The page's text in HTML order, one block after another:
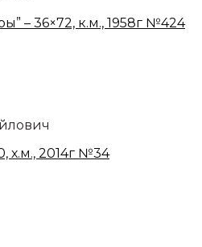
– 36×72, к.м., 1958г №424
х.м., 2014г №34